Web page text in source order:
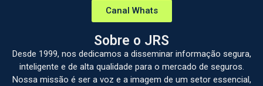
Canal Whats
Sobre o JRS
Desde 1999, nos dedicamos a disseminar informação segura,
inteligente e de alta qualidade para o mercado de seguros.
Nossa missão é ser a voz e a imagem de um setor essencial,